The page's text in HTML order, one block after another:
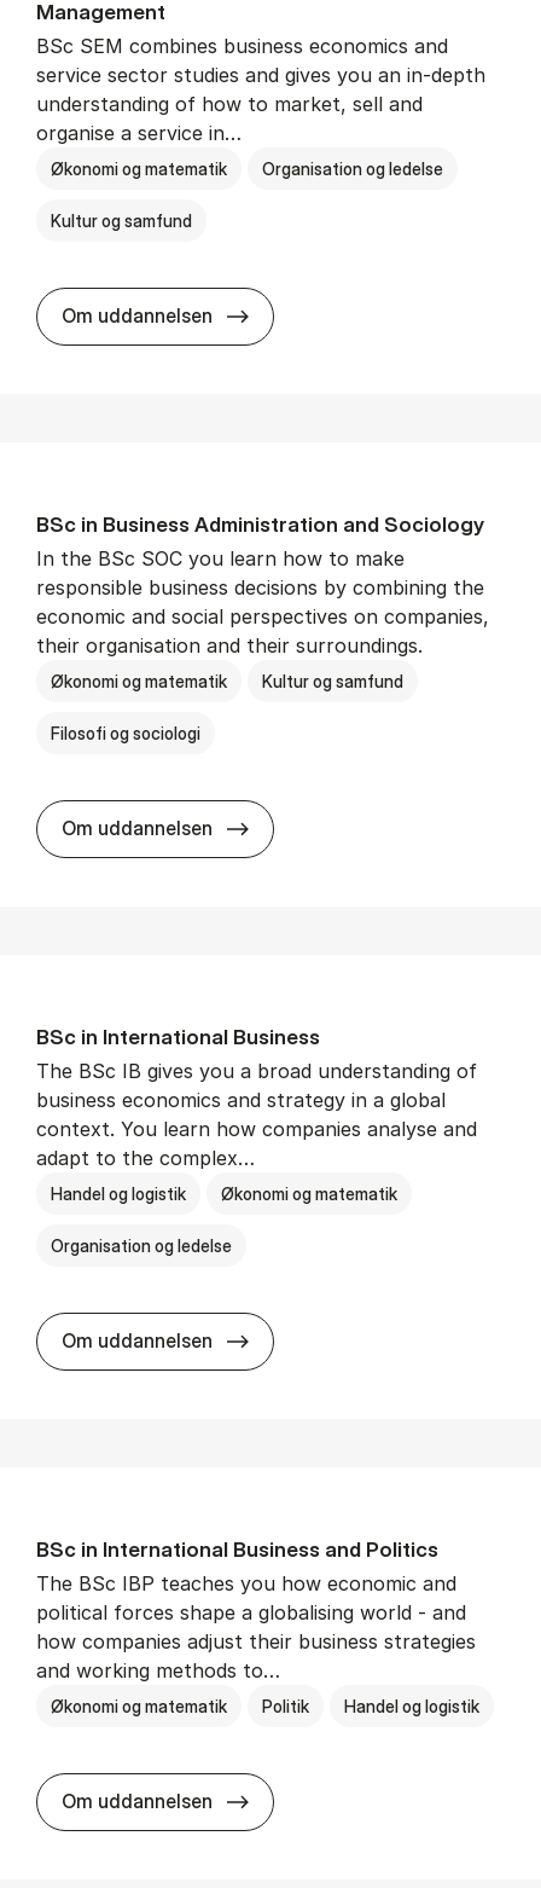
Man­age­ment
BSc SEM combines business economics and
service sector studies and gives you an in-depth
understanding of how to market, sell and
organise a service in…
Økonomi og matematik Organisation og ledelse
Kultur og samfund
Om uddannelsen BSc in Busi­ness Ad­min­is­tra­tion
BSc in Busi­ness Ad­min­is­tra­tion and So­ci­ology
In the BSc SOC you learn how to make
responsible business decisions by combining the
economic and social perspectives on companies,
their organisation and their surroundings.
Økonomi og matematik Kultur og samfund
Filosofi og sociologi
Om uddannelsen BSc in Busi­ness Ad­min­is­tra­tion
BSc in In­ter­na­tion­al Busi­ness
The BSc IB gives you a broad understanding of
business economics and strategy in a global
context. You learn how companies analyse and
adapt to the complex…
Handel og logistik Økonomi og matematik
Organisation og ledelse
Om uddannelsen BSc in In­ter­na­tion­al Busi­ness
BSc in In­ter­na­tion­al Busi­ness and Polit­ics
The BSc IBP teaches you how economic and
political forces shape a globalising world - and
how companies adjust their business strategies
and working methods to…
Økonomi og matematik Politik Handel og logistik
Om uddannelsen BSc in In­ter­na­tion­al Busi­ness